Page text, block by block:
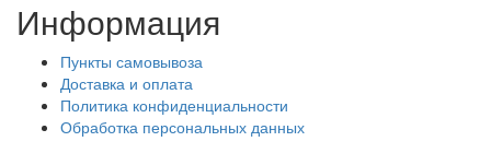
Информация
Пункты самовывоза
Доставка и оплата
Политика конфиденциальности
Обработка персональных данных